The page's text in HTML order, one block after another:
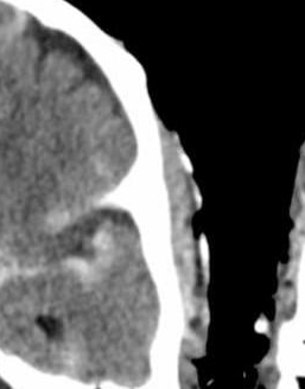
組織會以驚人的速度失去作用。
的研究人員，攜手合作開發一款深
的時間。光是在美國，每年便進
般海量影像的效率。
（PNAS）發表之文章的第一作者
有關的創傷，醫生就會要求進行頭